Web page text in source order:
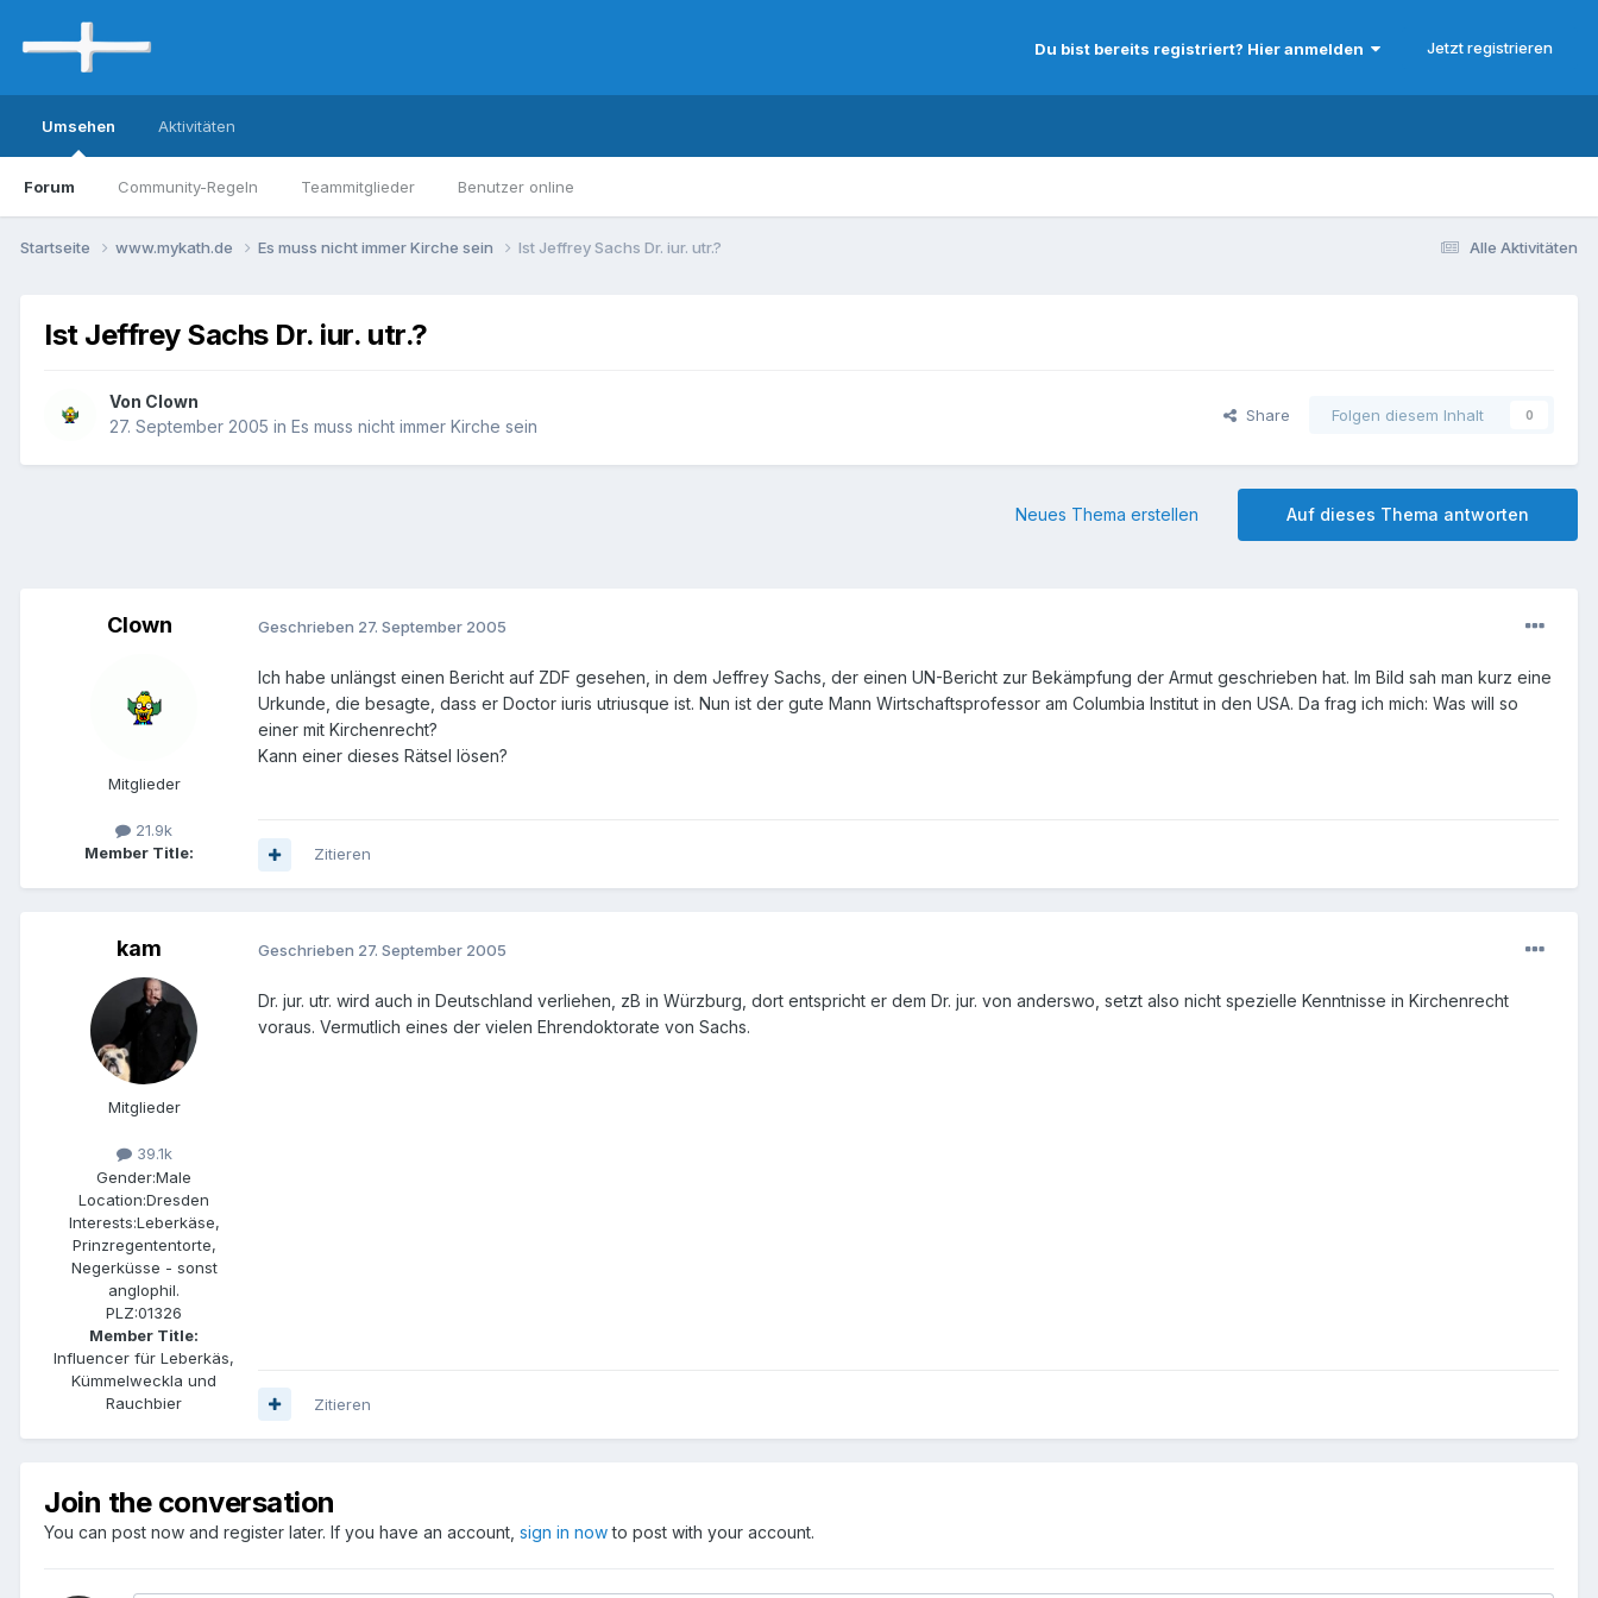
Du bist bereits registriert? Hier anmelden Jetzt registrieren
Umsehen
Forum Community-Regeln Teammitglieder Benutzer online
Aktivitäten
Alle Aktivitäten
Startseite www.mykath.de Es muss nicht immer Kirche sein Ist Jeffrey Sachs Dr. iur. utr.?
Ist Jeffrey Sachs Dr. iur. utr.?
Von Clown
27. September 2005 in Es muss nicht immer Kirche sein
Share Folgen diesem Inhalt 0
Auf dieses Thema antworten
Neues Thema erstellen
Clown
Mitglieder
21.9k
Member Title:
Geschrieben 27. September 2005
Ich habe unlängst einen Bericht auf ZDF gesehen, in dem Jeffrey Sachs, der einen UN-Bericht zur Bekämpfung der Armut geschrieben hat. Im Bild sah man kurz eine
Urkunde, die besagte, dass er Doctor iuris utriusque ist. Nun ist der gute Mann Wirtschaftsprofessor am Columbia Institut in den USA. Da frag ich mich: Was will so
einer mit Kirchenrecht?
Kann einer dieses Rätsel lösen?
Zitieren
kam
Mitglieder
39.1k
Gender:Male
Location:Dresden
Interests:Leberkäse,
Prinzregententorte,
Negerküsse - sonst
anglophil.
PLZ:01326
Member Title:
Influencer für Leberkäs,
Kümmelweckla und
Rauchbier
Geschrieben 27. September 2005
Dr. jur. utr. wird auch in Deutschland verliehen, zB in Würzburg, dort entspricht er dem Dr. jur. von anderswo, setzt also nicht spezielle Kenntnisse in Kirchenrecht
voraus. Vermutlich eines der vielen Ehrendoktorate von Sachs.
Zitieren
Join the conversation
You can post now and register later. If you have an account, sign in nowto post with your account.